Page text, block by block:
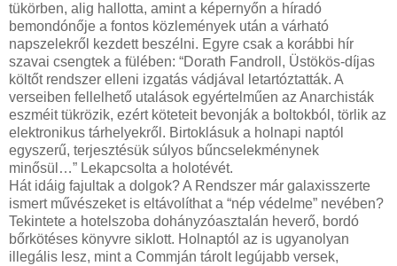
tükörben, alig hallotta, amint a képernyőn a híradó
bemondónője a fontos közlemények után a várható
napszelekről kezdett beszélni. Egyre csak a korábbi hír
szavai csengtek a fülében: “Dorath Fandroll, Üstökös-díjas
költőt rendszer elleni izgatás vádjával letartóztatták. A
verseiben fellelhető utalások egyértelműen az Anarchisták
eszméit tükrözik, ezért köteteit bevonják a boltokból, törlik az
elektronikus tárhelyekről. Birtoklásuk a holnapi naptól
egyszerű, terjesztésük súlyos bűncselekménynek
minősül…” Lekapcsolta a holotévét.
Hát idáig fajultak a dolgok? A Rendszer már galaxisszerte
ismert művészeket is eltávolíthat a “nép védelme” nevében?
Tekintete a hotelszoba dohányzóasztalán heverő, bordó
bőrkötéses könyvre siklott. Holnaptól az is ugyanolyan
illegális lesz, mint a Commján tárolt legújabb versek,